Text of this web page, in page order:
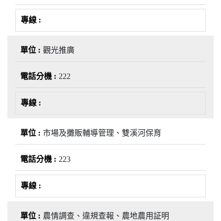
觀光推廣
222
市場及攤販輔導管理、雙溪河保育
223
農情調查、違規查報、農地農用証明